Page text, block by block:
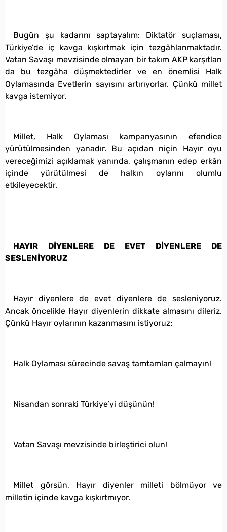
Bugün şu kadarını saptayalım: Diktatör suçlaması,
Türkiye’de iç kavga kışkırtmak için tezgâhlanmaktadır.
Vatan Savaşı mevzisinde olmayan bir takım AKP karşıtları
da bu tezgâha düşmektedirler ve en önemlisi Halk
Oylamasında Evetlerin sayısını artırıyorlar. Çünkü millet
kavga istemiyor.
Millet, Halk Oylaması kampanyasının efendice
yürütülmesinden yanadır. Bu açıdan niçin Hayır oyu
vereceğimizi açıklamak yanında, çalışmanın edep erkân
içinde yürütülmesi de halkın oylarını olumlu
etkileyecektir.
HAYIR DİYENLERE DE EVET DİYENLERE DE
SESLENİYORUZ
Hayır diyenlere de evet diyenlere de sesleniyoruz.
Ancak öncelikle Hayır diyenlerin dikkate almasını dileriz.
Çünkü Hayır oylarının kazanmasını istiyoruz:
Halk Oylaması sürecinde savaş tamtamları çalmayın!
Nisandan sonraki Türkiye’yi düşünün!
Vatan Savaşı mevzisinde birleştirici olun!
Millet görsün, Hayır diyenler milleti bölmüyor ve
milletin içinde kavga kışkırtmıyor.